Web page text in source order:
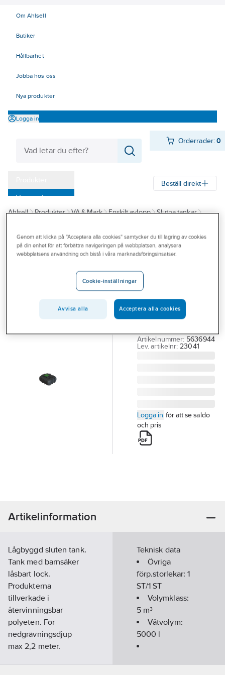
Om Ahlsell
Butiker
Hållbarhet
Jobba hos oss
Nya produkter
Logga in
Orderrader:0
Varumärken
Kampanjer
Outlet
Branscher
Beställ direkt
Ahlsell Produkter VA & Mark Enskilt avlopp
Slutna tankar
CIPAX
Sluten tank
5000L
lågbyggd,
Cipax
SLUTEN TANK 5000
Artikelnummer: 5636944
Lev. artikelnr: 23041
Logga in för att se saldo
och pris
Artikelinformation
Lågbyggd sluten tank.
Tank med barnsäker
låsbart lock.
Produkterna
tillverkade i
återvinningsbar
polyeten. För
nedgrävningsdjup
max 2,2 meter.
Teknisk data
Övriga
förp.storlekar:1
ST/1 ST
Volymklass:
5 m³
Våtvolym:
5000 l
Genom att klicka på "Acceptera alla cookies" samtycker du till lagring av cookies
på din enhet för att förbättra navigeringen på webbplatsen, analysera
webbplatsens användning och bistå i våra marknadsföringsinsatser.
Cookie-inställningar
Avvisa alla Acceptera alla cookies